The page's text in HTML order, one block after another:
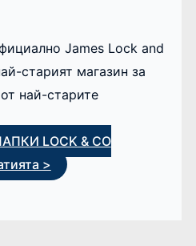
James Lock and
старият магазин за
най-старите
LOCK & CO
>